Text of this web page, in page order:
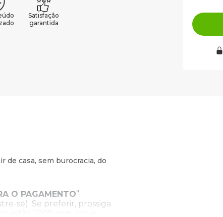
Satisfação
garantida
de casa, sem burocracia, do
O PAGAMENTO”.
se). Se preferir, prossiga